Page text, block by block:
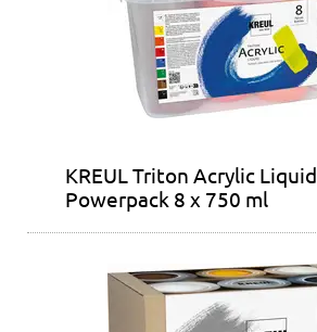
KREUL Triton Acrylic Liquid
Powerpack 8 x 750 ml